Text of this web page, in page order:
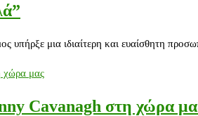
μια ιδιαίτερη και ευαίσθητη
Cavanagh στη χώρα